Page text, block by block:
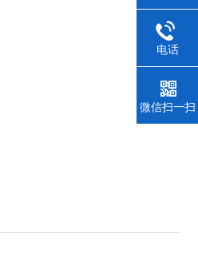
电话
微信扫一扫